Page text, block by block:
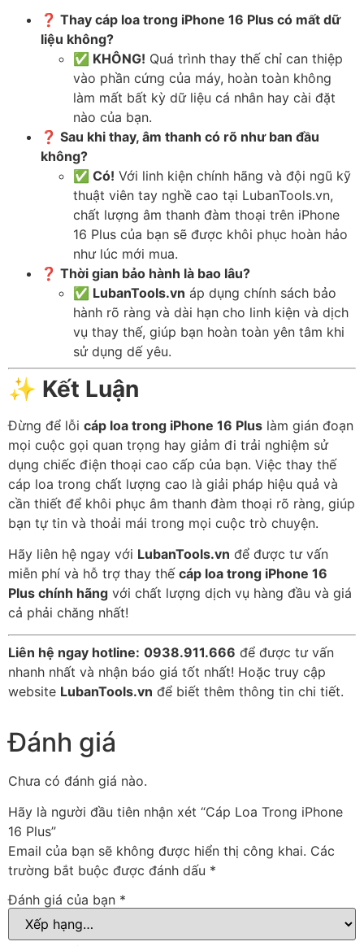
❓ Thay cáp loa trong iPhone 16 Plus có mất dữ
liệu không?
✅ KHÔNG! Quá trình thay thế chỉ can thiệp
vào phần cứng của máy, hoàn toàn không
làm mất bất kỳ dữ liệu cá nhân hay cài đặt
nào của bạn.
❓ Sau khi thay, âm thanh có rõ như ban đầu
không?
✅ Có! Với linh kiện chính hãng và đội ngũ kỹ
thuật viên tay nghề cao tại LubanTools.vn,
chất lượng âm thanh đàm thoại trên iPhone
16 Plus của bạn sẽ được khôi phục hoàn hảo
như lúc mới mua.
❓ Thời gian bảo hành là bao lâu?
✅ LubanTools.vn áp dụng chính sách bảo
hành rõ ràng và dài hạn cho linh kiện và dịch
vụ thay thế, giúp bạn hoàn toàn yên tâm khi
sử dụng dế yêu.
✨ Kết Luận
Đừng để lỗi cáp loa trong iPhone 16 Plus làm gián đoạn
mọi cuộc gọi quan trọng hay giảm đi trải nghiệm sử
dụng chiếc điện thoại cao cấp của bạn. Việc thay thế
cáp loa trong chất lượng cao là giải pháp hiệu quả và
cần thiết để khôi phục âm thanh đàm thoại rõ ràng, giúp
bạn tự tin và thoải mái trong mọi cuộc trò chuyện.
Hãy liên hệ ngay với LubanTools.vn để được tư vấn
miễn phí và hỗ trợ thay thế cáp loa trong iPhone 16
Plus chính hãng với chất lượng dịch vụ hàng đầu và giá
cả phải chăng nhất!
Liên hệ ngay hotline: 0938.911.666 để được tư vấn
nhanh nhất và nhận báo giá tốt nhất! Hoặc truy cập
website LubanTools.vn để biết thêm thông tin chi tiết.
Đánh giá
Chưa có đánh giá nào.
Hãy là người đầu tiên nhận xét “Cáp Loa Trong iPhone
16 Plus”
Email của bạn sẽ không được hiển thị công khai. Các
trường bắt buộc được đánh dấu *
Đánh giá của bạn *